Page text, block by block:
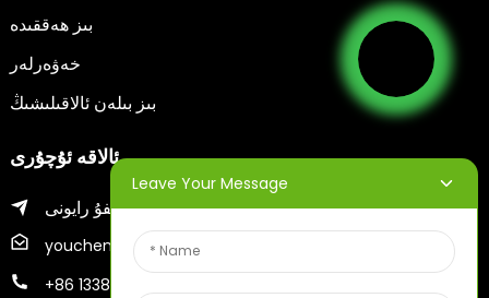
بىز ھەققىدە
خەۋەرلەر
بىز بىلەن ئالاقىلىشىڭ
ئالاقە ئۇچۇرى
يەنتەي شەھىرىنىڭ جىفۇ رايونى
youcheng@ytscreenprinter.com
+86 13386383930
Leave Your Message